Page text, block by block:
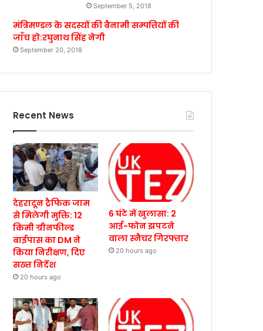
September 5, 2018
मंत्रिमण्डल के सदस्यों की बैनामी सम्पत्तियों की
जाँच हो:रघुनाथ सिंह नेगी
September 20, 2018
Recent News
देहरादून ट्रैफिक जाम
से मिलेगी मुक्ति: 12
किमी ग्रीनफील्ड
बाईपास का DM ने
किया निरीक्षण, दिए
सख्त निर्देश
20 hours ago
6 घंटे में खुलासा: 2
आई-फोन झपटने
वाला स्नैचर गिरफ्तार
20 hours ago